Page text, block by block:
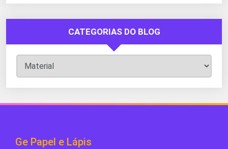
CATEGORIAS DO BLOG
Categorias
do
Blog
Ge Papel e Lápis